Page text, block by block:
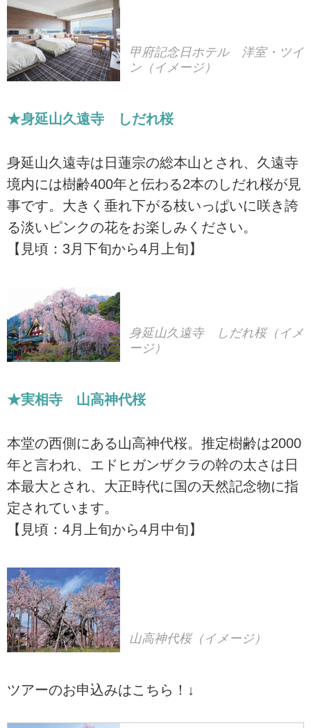
甲府記念日ホテル 洋室・ツイ
ン（イメージ）
★身延山久遠寺 しだれ桜
身延山久遠寺は日蓮宗の総本山とされ、久遠寺
境内には樹齢400年と伝わる2本のしだれ桜が見
事です。大きく垂れ下がる枝いっぱいに咲き誇
る淡いピンクの花をお楽しみください。
【見頃：3月下旬から4月上旬】
身延山久遠寺 しだれ桜（イメ
ージ）
★実相寺 山高神代桜
本堂の西側にある山高神代桜。推定樹齢は2000
年と言われ、エドヒガンザクラの幹の太さは日
本最大とされ、大正時代に国の天然記念物に指
定されています。
【見頃：4月上旬から4月中旬】
山高神代桜（イメージ）
ツアーのお申込みはこちら！↓